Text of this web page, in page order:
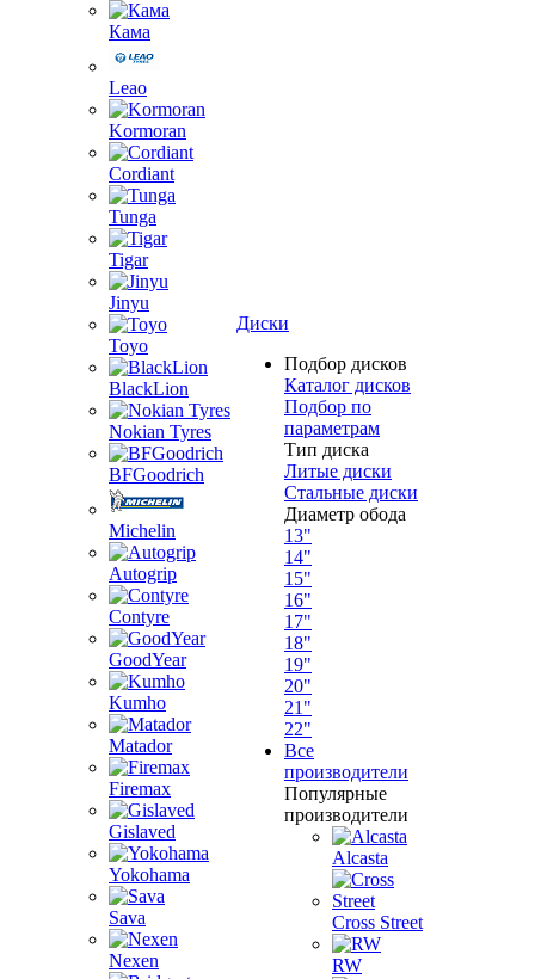
Кама
Leao
Kormoran
Cordiant
Tunga
Tigar
Jinyu
Toyo
BlackLion
Nokian Tyres
BFGoodrich
Michelin
Autogrip
Contyre
GoodYear
Kumho
Matador
Firemax
Gislaved
Yokohama
Sava
Nexen
Диски
Подбор дисков
Каталог дисков
Подбор по
параметрам
Тип диска
Литые диски
Стальные диски
Диаметр обода
13"
14"
15"
16"
17"
18"
19"
20"
21"
22"
Все
производители
Популярные
производители
Alcasta
Cross Street
RW